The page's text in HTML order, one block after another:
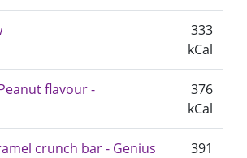
333
kCal
flavour -
376
kCal
crunch bar - Genius
391